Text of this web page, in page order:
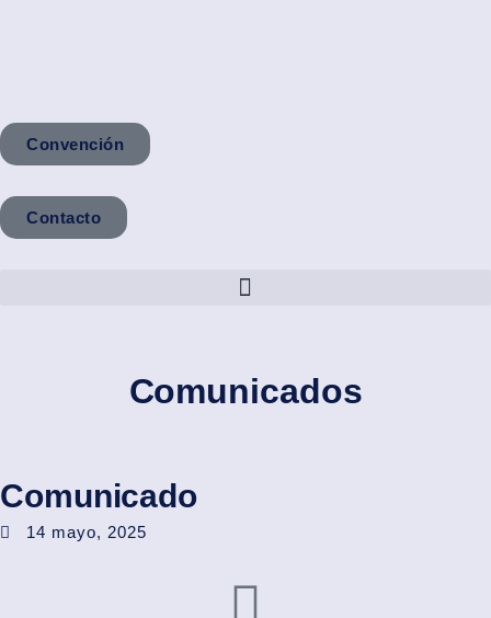
Convención
Contacto
Comunicados
Comunicado
14 mayo, 2025